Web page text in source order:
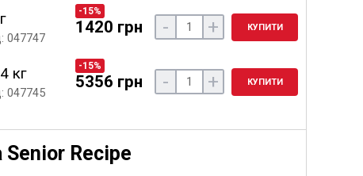
047747
-15%
1420 грн - + КУПИТИ
кг
047745
-15%
5356 грн - + КУПИТИ
Recipe